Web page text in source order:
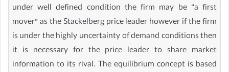
under well defined condition the firm may be “a first
mover” as the Stackelberg price leader however if the firm
is under the highly uncertainty of demand conditions then
it is necessary for the price leader to share market
information to its rival. The equilibrium concept is based